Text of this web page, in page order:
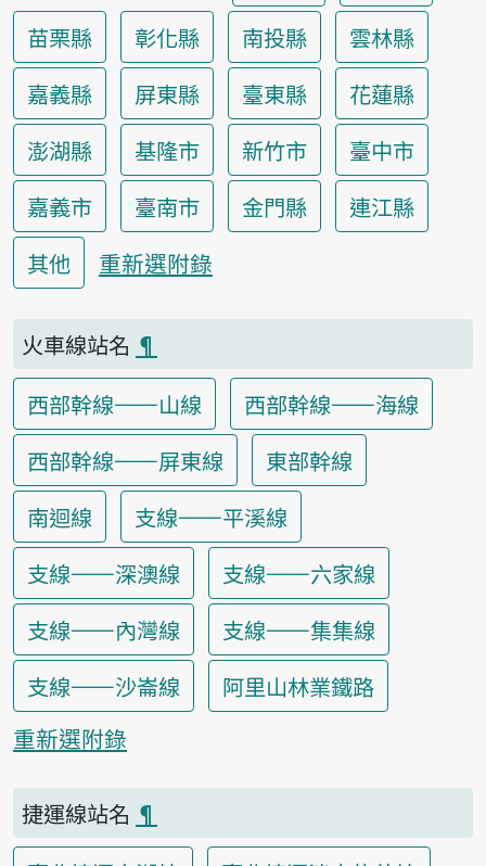
苗栗縣
彰化縣 南投縣
雲林縣
嘉義縣
屏東縣 臺東縣
花蓮縣
澎湖縣
基隆市 新竹市
臺中市
嘉義市
臺南市 金門縣
連江縣
其他
重新選附錄
火車線站名 ¶
西部幹線——山線
西部幹線——海線
西部幹線——屏東線
東部幹線
南迴線
支線——平溪線
支線——深澳線
支線——六家線
支線——內灣線
支線——集集線
支線——沙崙線
阿里山林業鐵路
重新選附錄
捷運線站名 ¶